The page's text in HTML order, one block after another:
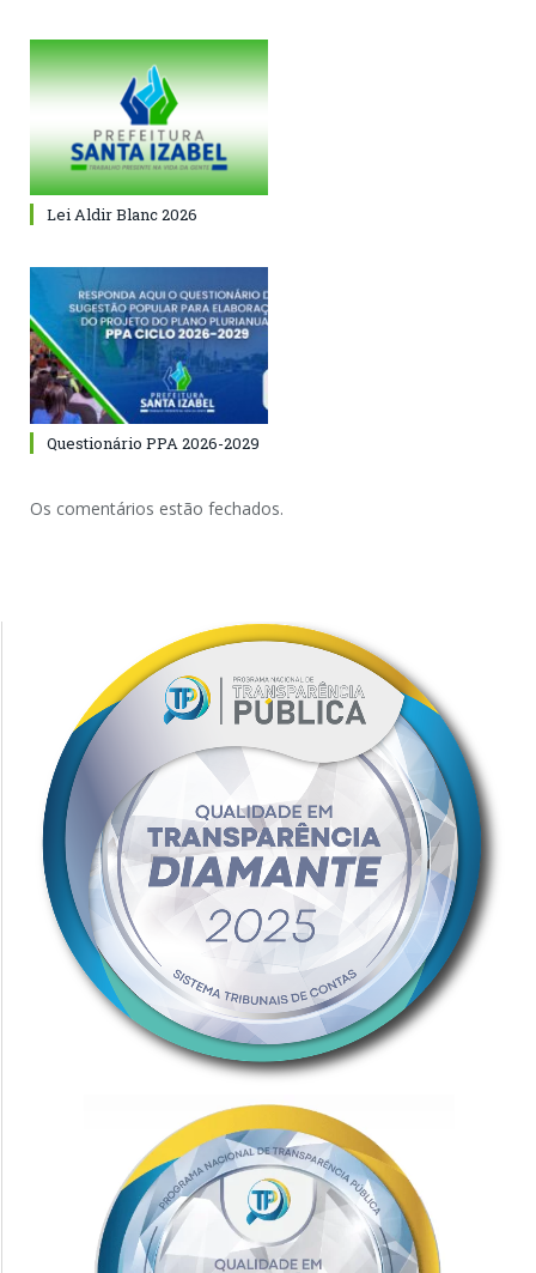
Lei Aldir Blanc 2026
Questionário PPA 2026-2029
Os comentários estão fechados.